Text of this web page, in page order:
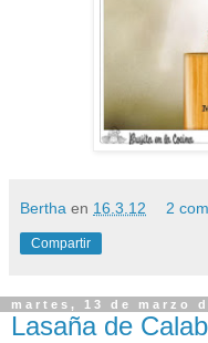
Bertha en 16.3.12 2
Compartir
martes, 13 de marzo
Lasaña de